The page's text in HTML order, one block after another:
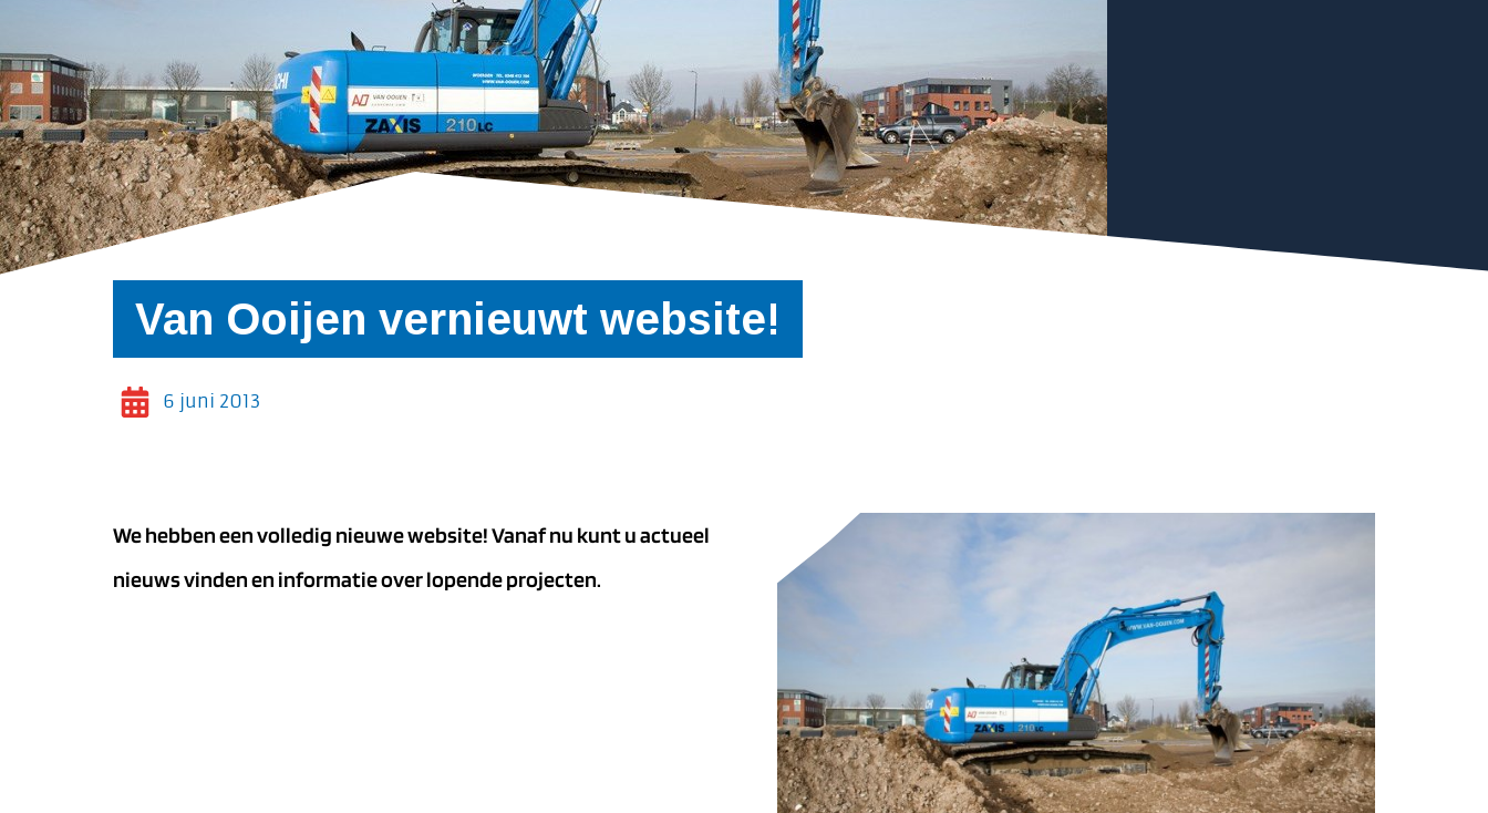
Van Ooijen vernieuwt website!
6 juni 2013
We hebben een volledig nieuwe website! Vanaf nu kunt u actueel
nieuws vinden en informatie over lopende projecten.